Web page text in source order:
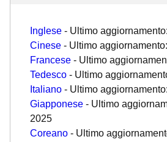
Inglese - Ultimo
Cinese - Ultimo
Francese - Ultimo
Tedesco - Ultimo
Italiano - Ultimo
Giapponese - Ultimo
2025
Coreano - Ultimo